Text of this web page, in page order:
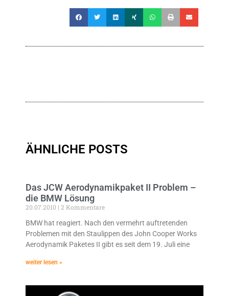
ÄHNLICHE POSTS
Das JCW Aerodynamikpaket II Problem –
die BMW Lösung
20.07.2010
2 Kommentare
BMW hat reagiert. Nach den vermehrt auftretenden
Problemen mit den Staulippen des John Cooper Works
Aerodynamik Paketes II gibt es seit dem 19. Juli eine
weiter lesen »